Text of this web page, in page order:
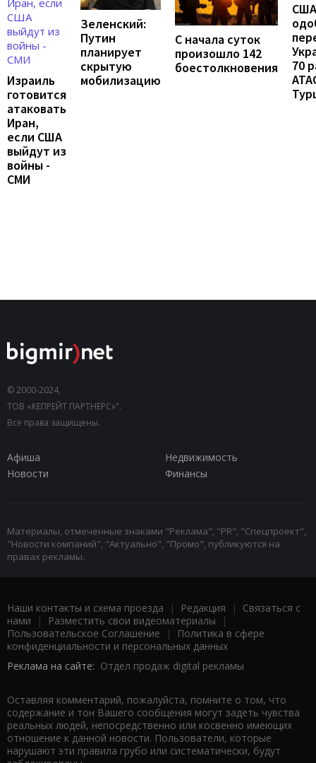
Израиль
готовится
атаковать
Иран,
если США
выйдут из
войны -
СМИ
Зеленский:
Путин
планирует
скрытую
мобилизацию
С начала суток
произошло 142
боестолкновения
США
70
© 2000-2024,
ТОВ «КЕПРЕЙТ ПАРТНЕРС»".
Все права защищены.
Афиша
Недвижимость
Новости
Финансы
Материалы, отмеченные знаками "Реклама", "PR", "Спецпроект",
"Новости компаний", "Актуально", "Промо", публикуются на
правах рекламы.
Наши контакты и схема проезда | Редакция | Связаться с
нами | Разместить свои видеоматериалы |
Пользовательское Соглашение |
Политика в сфере
конфиденциальности и персональных данных
Реклама на сайте: Отдел продаж digital рекламы
Оставляя комментарий, пожалуйста, помните о том, что
содержание и тон Вашего сообщения могут задеть чувства
реальных людей, непосредственно или косвенно имеющих
отношение к данной новости. Пользователи, которые
нарушают эти правила грубо или систематически, будут